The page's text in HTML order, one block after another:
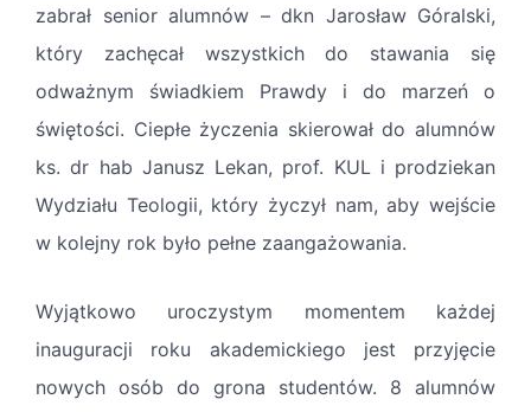
zabrał senior alumnów – dkn Jarosław Góralski,
który zachęcał wszystkich do stawania się
odważnym świadkiem Prawdy i do marzeń o
świętości. Ciepłe życzenia skierował do alumnów
ks. dr hab Janusz Lekan, prof. KUL i prodziekan
Wydziału Teologii, który życzył nam, aby wejście
w kolejny rok było pełne zaangażowania.
Wyjątkowo uroczystym momentem każdej
inauguracji roku akademickiego jest przyjęcie
nowych osób do grona studentów. 8 alumnów